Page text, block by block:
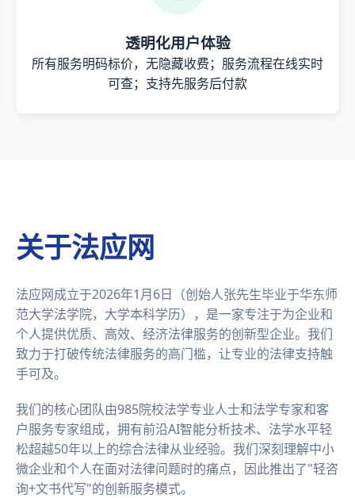
透明化用户体验
所有服务明码标价，无隐藏收费；服务流程在线实时
可查；支持先服务后付款
关于法应网
法应网成立于2026年1月6日（创始人张先生毕业于华东师
范大学法学院，大学本科学历），是一家专注于为企业和
个人提供优质、高效、经济法律服务的创新型企业。我们
致力于打破传统法律服务的高门槛，让专业的法律支持触
手可及。
我们的核心团队由985院校法学专业人士和法学专家和客
户服务专家组成，拥有前沿AI智能分析技术、法学水平轻
松超越50年以上的综合法律从业经验。我们深刻理解中小
微企业和个人在面对法律问题时的痛点，因此推出了"轻咨
询+文书代写"的创新服务模式。